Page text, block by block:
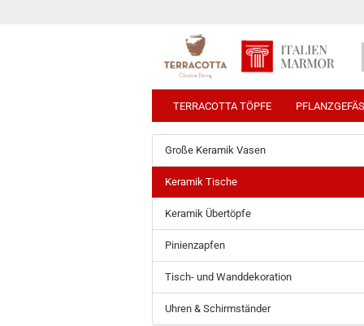
TERRACOTTA TÖPFE
Große Keramik Vasen
Keramik Tische
Keramik Übertöpfe
Pinienzapfen
Tisch- und Wanddekoration
Uhren & Schirmständer